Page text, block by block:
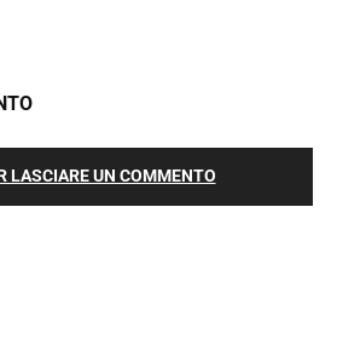
LASCIARE UN COMMENTO